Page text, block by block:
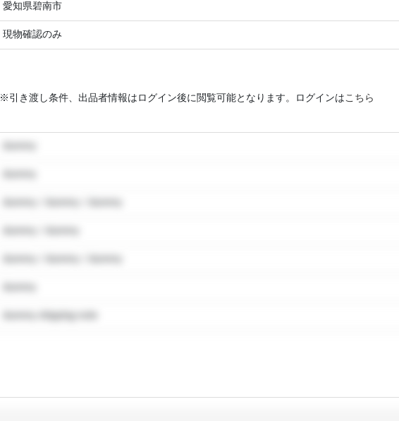
愛知県碧南市
現物確認のみ
※引き渡し条件、出品者情報はログイン後に閲覧可能となります。ログインは こちら